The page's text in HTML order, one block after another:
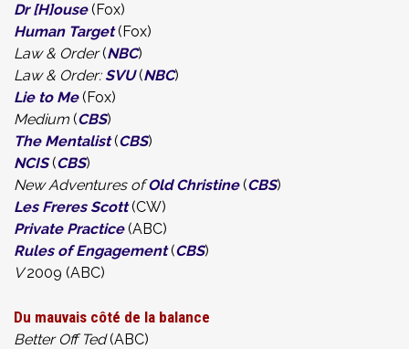
Dr [H]ouse (Fox)
Human Target (Fox)
Law & Order(NBC)
Law & Order:SVU(NBC)
Lie to Me(Fox)
Medium (CBS)
The Mentalist (CBS)
NCIS (CBS)
New Adventures ofOld Christine(CBS)
Les Freres Scott (CW)
Private Practice(ABC)
Rules of Engagement (CBS)
V2009 (ABC)
Du mauvais côté de la balance
Better Off Ted(ABC)